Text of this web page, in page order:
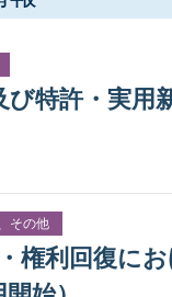
び特許・実用
その他
権利回復に